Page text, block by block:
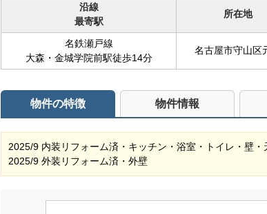
沿線
最寄駅
所在地
名鉄瀬戸線
大森・金城学院前駅徒歩14分
名古屋市守山区
物件の特徴 物件情報
2025/9 内装リフォーム済・キッチン・浴室・トイレ・壁
2025/9 外装リフォーム済・外壁